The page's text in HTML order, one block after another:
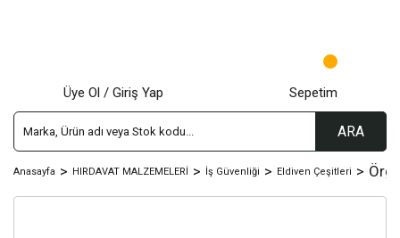
ARA
Üye Ol / Giriş Yap Sepetim
Anasayfa HIRDAVAT MALZEMELERİ İş Güvenliği Eldiven Çeşitleri